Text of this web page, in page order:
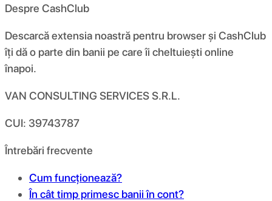
Despre CashClub
Descarcă extensia noastră pentru browser și CashClub
îți dă o parte din banii pe care îi cheltuiești online
înapoi.
VAN CONSULTING SERVICES S.R.L.
CUI: 39743787
Întrebări frecvente
Cum funcționează?
În cât timp primesc banii în cont?